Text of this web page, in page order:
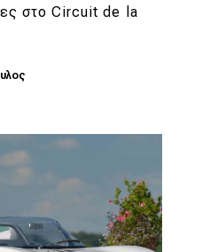
στο Circuit de la